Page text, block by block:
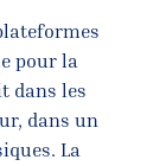
pour la
dans les
dans un
La